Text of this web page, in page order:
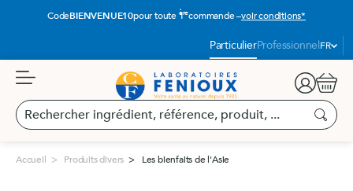
CodeBIENVENUE10pour toute 1èrecommande –voir conditions*
ParticulierProfessionnel
Langue
:FR
Rechercher
ingrédient,
produit,
Panier
Accueil Produits divers Les bienfaits de l'Asie